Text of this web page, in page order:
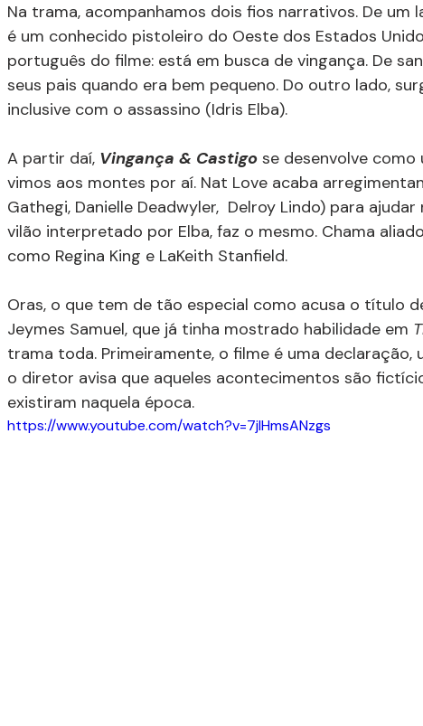
Na trama, acompanhamos dois fios narrativos. De um
é um conhecido pistoleiro do Oeste dos Estados
português do filme: está em busca de vingança. De
seus pais quando era bem pequeno. Do outro lado,
inclusive com o assassino (Idris Elba).
A partir daí, Vingança & Castigo se desenvolve
vimos aos montes por aí. Nat Love acaba
Gathegi, Danielle Deadwyler,  Delroy Lindo) para ajudar
vilão interpretado por Elba, faz o mesmo. Chama
como Regina King e LaKeith Stanfield.
Oras, o que tem de tão especial como acusa o título
Jeymes Samuel, que já tinha mostrado habilidade em
trama toda. Primeiramente, o filme é uma
o diretor avisa que aqueles acontecimentos são
existiram naquela época.
https://www.youtube.com/watch?v=7jIHmsANzgs